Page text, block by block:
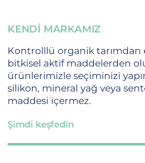
KENDI MARKAMIZ
Kontrolllü organik tarımdan
bitkisel aktif maddelerden
ürünlerimizle seçiminizi
silikon, mineral yağ veya
maddesi içermez.
Şimdi keşfedin